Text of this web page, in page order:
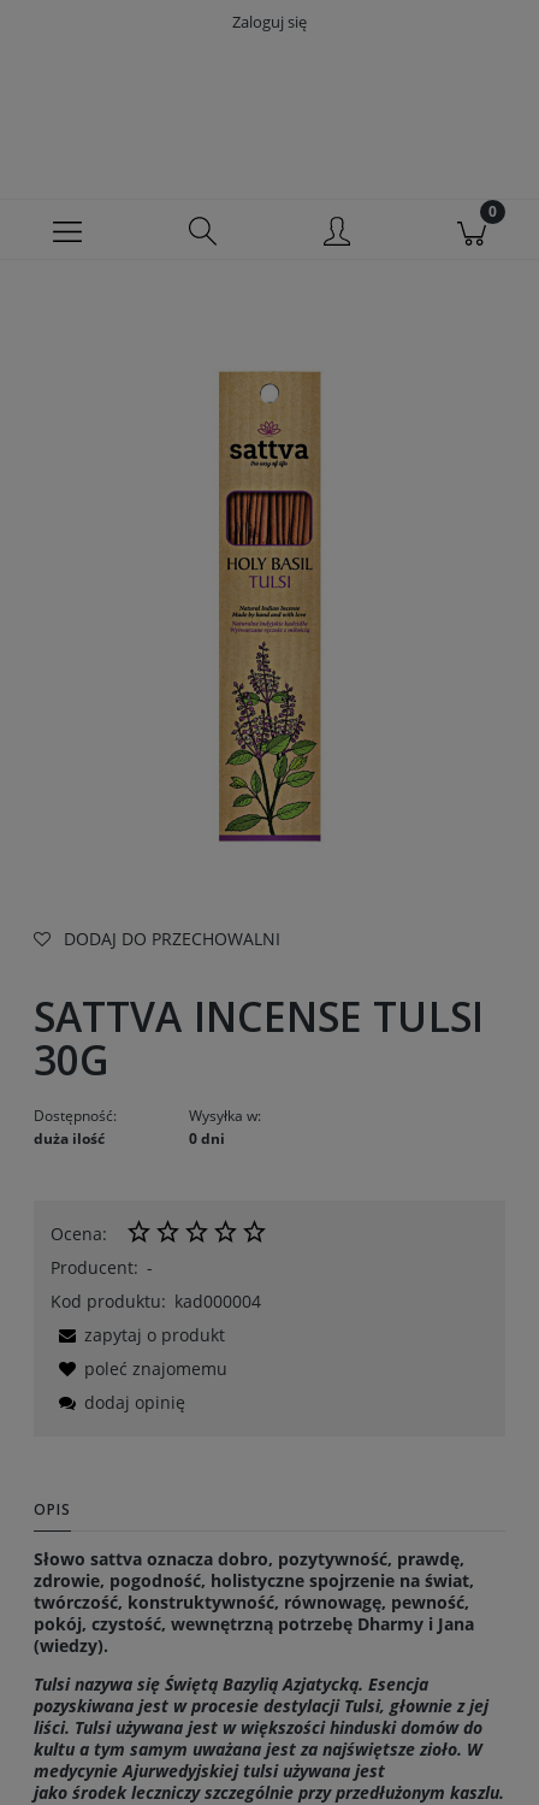
Zaloguj się
DODAJ DO PRZECHOWALNI
SATTVA INCENSE TULSI
30G
Dostępność:
duża ilość
Wysyłka w:
0 dni
Ocena:
Producent: -
Kod produktu: kad000004
zapytaj o produkt
poleć znajomemu
dodaj opinię
OPIS
Słowo sattva oznacza dobro, pozytywność, prawdę,
zdrowie, pogodność, holistyczne spojrzenie na świat,
twórczość, konstruktywność, równowagę, pewność,
pokój, czystość, wewnętrzną potrzebę Dharmy i Jana
(wiedzy).
Tulsi nazywa się Świętą Bazylią Azjatycką. Esencja
pozyskiwana jest w procesie destylacji Tulsi, głownie z jej
liści. Tulsi używana jest w większości hinduski domów do
kultu a tym samym uważana jest za najświętsze zioło. W
medycynie Ajurwedyjskiej tulsi używana jest
jako środek leczniczy szczególnie przy przedłużonym kaszlu.